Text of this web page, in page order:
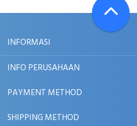
INFORMASI
INFO PERUSAHAAN
PAYMENT METHOD
SHIPPING METHOD